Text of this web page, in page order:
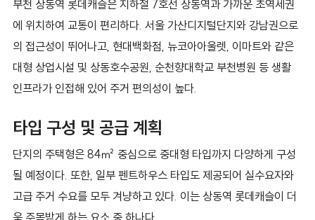
부천 상동역 롯데캐슬은 지하철 7호선 상동역과 가까운 초역세권
에 위치하여 교통이 편리하다. 서울 가산디지털단지와 강남권으로
의 접근성이 뛰어나고, 현대백화점, 뉴코아아울렛, 이마트와 같은
대형 상업시설 및 상동호수공원, 순천향대학교 부천병원 등 생활
인프라가 인접해 있어 주거 편의성이 높다.
타입 구성 및 공급 계획
단지의 주택형은 84㎡ 중심으로 중대형 타입까지 다양하게 구성
될 예정이다. 또한, 일부 펜트하우스 타입도 제공되어 실수요자와
고급 주거 수요를 모두 겨냥하고 있다. 이는 상동역 롯데캐슬이 더
욱 주목받게 하는 요소 중 하나다.